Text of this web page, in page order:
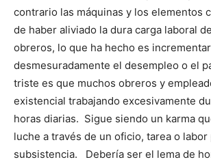
contrario las máquinas y los elementos
de haber aliviado la dura carga laboral
obreros, lo que ha hecho es incrementar
desmesuradamente el desempleo o el
triste es que muchos obreros y
existencial trabajando excesivamente
horas diarias. Sigue siendo un karma
luche a través de un oficio, tarea o labor
subsistencia. Debería ser el lema de